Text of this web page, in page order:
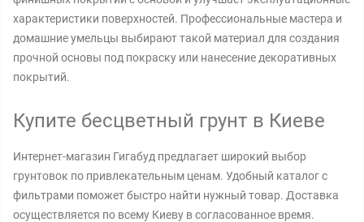
характеристики поверхностей. Профессиональные мастера и
домашние умельцы выбирают такой материал для создания
прочной основы под покраску или нанесение декоративных
покрытий.
Купите бесцветный грунт в Киеве
Интернет-магазин Гигабуд предлагает широкий выбор
грунтовок по привлекательным ценам. Удобный каталог с
фильтрами поможет быстро найти нужный товар. Доставка
осуществляется по всему Киеву в согласованное время.